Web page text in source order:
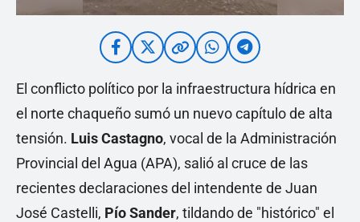
El conflicto político por la infraestructura hídrica en
el norte chaqueño sumó un nuevo capítulo de alta
tensión. Luis Castagno, vocal de la Administración
Provincial del Agua (APA), salió al cruce de las
recientes declaraciones del intendente de Juan
José Castelli, Pío Sander, tildando de "histórico" el